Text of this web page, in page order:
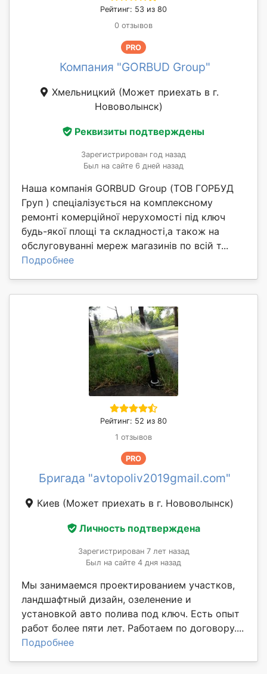
Рейтинг: 53 из 80
0 отзывов
PRO
Компания "GORBUD Group"
Хмельницкий (Может приехать в г.
Нововолынск)
Реквизиты подтверждены
Зарегистрирован год назад
Был на сайте 6 дней назад
Наша компанія GORBUD Group (ТОВ ГОРБУД
Груп ) спеціалізується на комплексному
ремонті комерційної нерухомості під ключ
будь-якої площі та складності,а також на
обслуговуванні мереж магазинів по всій т...
Подробнее
Рейтинг: 52 из 80
1 отзывов
PRO
Бригада "avtopoliv2019gmail.com"
Киев (Может приехать в г. Нововолынск)
Личность подтверждена
Зарегистрирован 7 лет назад
Был на сайте 4 дня назад
Мы занимаемся проектированием участков,
ландшафтный дизайн, озеленение и
установкой авто полива под ключ. Есть опыт
работ более пяти лет. Работаем по договору....
Подробнее